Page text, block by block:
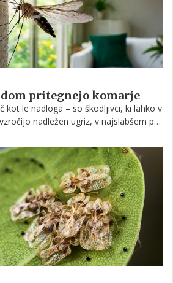
dom pritegnejo komarje
kot le nadloga – so škodljivci, ki lahko v
nadležen ugriz, v najslabšem pa
svojega doma. Strokovnjaki pravijo,
ki jih privlačijo – preberite, katere.